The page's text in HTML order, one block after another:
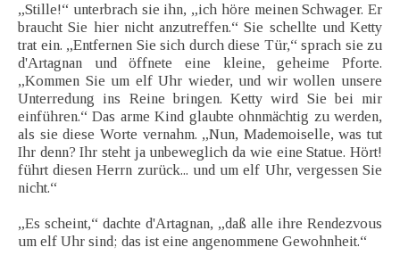
„Stille!“ unterbrach sie ihn, „ich höre meinen Schwager. Er
braucht Sie hier nicht anzutreffen.“ Sie schellte und Ketty
trat ein. „Entfernen Sie sich durch diese Tür,“ sprach sie zu
d'Artagnan und öffnete eine kleine, geheime Pforte.
„Kommen Sie um elf Uhr wieder, und wir wollen unsere
Unterredung ins Reine bringen. Ketty wird Sie bei mir
einführen.“ Das arme Kind glaubte ohnmächtig zu werden,
als sie diese Worte vernahm. „Nun, Mademoiselle, was tut
Ihr denn? Ihr steht ja unbeweglich da wie eine Statue. Hört!
führt diesen Herrn zurück... und um elf Uhr, vergessen Sie
nicht.“
„Es scheint,“ dachte d'Artagnan, „daß alle ihre Rendezvous
um elf Uhr sind; das ist eine angenommene Gewohnheit.“